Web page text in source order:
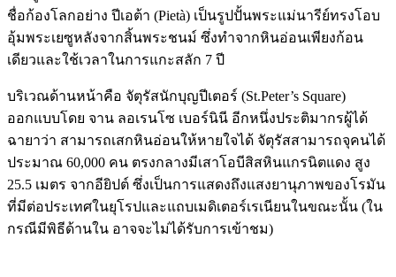
ชื่อก้องโลกอย่าง ปีเอต้า (Pietà) เป็นรูปปั้นพระแม่นารีย์ทรงโอบ
อุ้มพระเยซูหลังจากสิ้นพระชนม์ ซึ่งทำจากหินอ่อนเพียงก้อน
เดียวและใช้เวลาในการแกะสลัก 7 ปี
บริเวณด้านหน้าคือ จัตุรัสนักบุญปีเตอร์ (St.Peter’s Square)
ออกแบบโดย จาน ลอเรนโซ เบอร์นินี อีกหนึ่งประติมากรผู้ได้
ฉายาว่า สามารถเสกหินอ่อนให้หายใจได้ จัตุรัสสามารถจุคนได้
ประมาณ 60,000 คน ตรงกลางมีเสาโอบีสิสหินแกรนิตแดง สูง
25.5 เมตร จากอียิปต์ ซึ่งเป็นการแสดงถึงแสงยานุภาพของโรมัน
ที่มีต่อประเทศในยุโรปและแถบเมดิเตอร์เรเนียนในขณะนั้น (ใน
กรณีมีพิธีด้านใน อาจจะไม่ได้รับการเข้าชม)